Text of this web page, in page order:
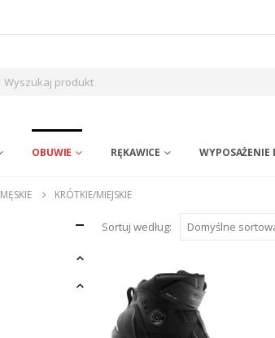
OBUWIE RĘKAWICE WYPOSAŻENIE
MĘSKIE KRÓTKIE/MIEJSKIE
Sortuj według: